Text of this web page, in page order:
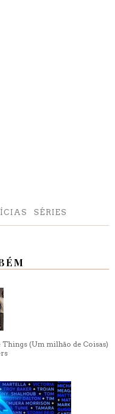
SÉRIES
(Um milhão de Coisas)